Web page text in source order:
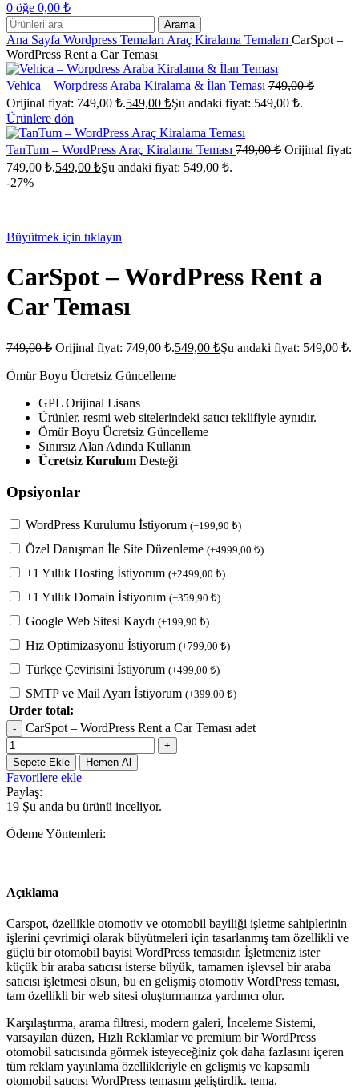
0 öğe 0,00 ₺
Arama
Ana Sayfa Wordpress Temaları Araç Kiralama Temaları CarSpot –
WordPress Rent a Car Teması
Vehica – Worpdress Araba Kiralama & İlan Teması 749,00₺
Orijinal fiyat: 749,00 ₺.549,00 ₺Şu andaki fiyat: 549,00 ₺.
Ürünlere dön
TanTum – WordPress Araç Kiralama Teması 749,00₺ Orijinal fiyat:
749,00 ₺.549,00 ₺Şu andaki fiyat: 549,00 ₺.
-27%
Büyütmek için tıklayın
CarSpot – WordPress Rent a
Car Teması
749,00₺ Orijinal fiyat: 749,00 ₺.549,00 ₺Şu andaki fiyat: 549,00 ₺.
Ömür Boyu Ücretsiz Güncelleme
GPL Orijinal Lisans
Ürünler, resmi web sitelerindeki satıcı teklifiyle aynıdır.
Ömür Boyu Ücretsiz Güncelleme
Sınırsız Alan Adında Kullanın
Ücretsiz Kurulum Desteği
Opsiyonlar
WordPress Kurulumu İstiyorum (+199,90 ₺)
Özel Danışman İle Site Düzenleme (+4999,00 ₺)
+1 Yıllık Hosting İstiyorum (+2499,00 ₺)
+1 Yıllık Domain İstiyorum (+359,90 ₺)
Google Web Sitesi Kaydı (+199,90 ₺)
Hız Optimizasyonu İstiyorum (+799,00 ₺)
Türkçe Çevirisini İstiyorum (+499,00 ₺)
SMTP ve Mail Ayarı İstiyorum (+399,00 ₺)
Order total:
CarSpot – WordPress Rent a Car Teması adet
Sepete Ekle Hemen Al
Favorilere ekle
Paylaş:
19 Şu anda bu ürünü inceliyor.
Ödeme Yöntemleri:
Açıklama
Carspot, özellikle otomotiv ve otomobil bayiliği işletme sahiplerinin
işlerini çevrimiçi olarak büyütmeleri için tasarlanmış tam özellikli ve
güçlü bir otomobil bayisi WordPress temasıdır. İşletmeniz ister
küçük bir araba satıcısı isterse büyük, tamamen işlevsel bir araba
satıcısı işletmesi olsun, bu en gelişmiş otomotiv WordPress teması,
tam özellikli bir web sitesi oluşturmanıza yardımcı olur.
Karşılaştırma, arama filtresi, modern galeri, İnceleme Sistemi,
varsayılan düzen, Hızlı Reklamlar ve premium bir WordPress
otomobil satıcısında görmek isteyeceğiniz çok daha fazlasını içeren
tüm reklam yayınlama özellikleriyle en gelişmiş ve kapsamlı
otomobil satıcısı WordPress temasını geliştirdik. tema.